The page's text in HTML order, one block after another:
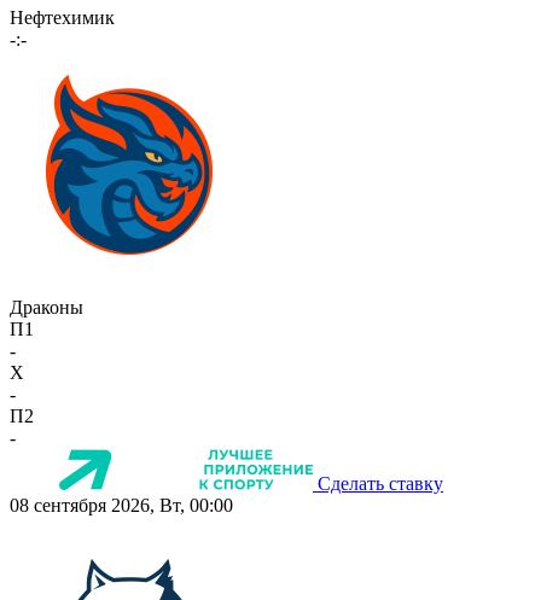
Нефтехимик
-:-
Драконы
П1
-
X
-
П2
-
Сделать ставку
08 сентября 2026, Вт, 00:00